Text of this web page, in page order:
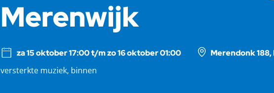
Merenwijk
za 15 oktober 17:00 t/m zo 16 oktober 01:00
Merendonk
versterkte muziek, binnen